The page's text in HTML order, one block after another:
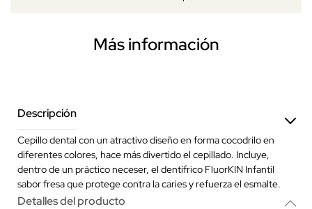
Más información
Descripción
Cepillo dental con un atractivo diseño en forma cocodrilo en
diferentes colores, hace más divertido el cepillado. Incluye,
dentro de un práctico neceser, el dentífrico FluorKIN Infantil
sabor fresa que protege contra la caries y refuerza el esmalte.
Detalles del producto